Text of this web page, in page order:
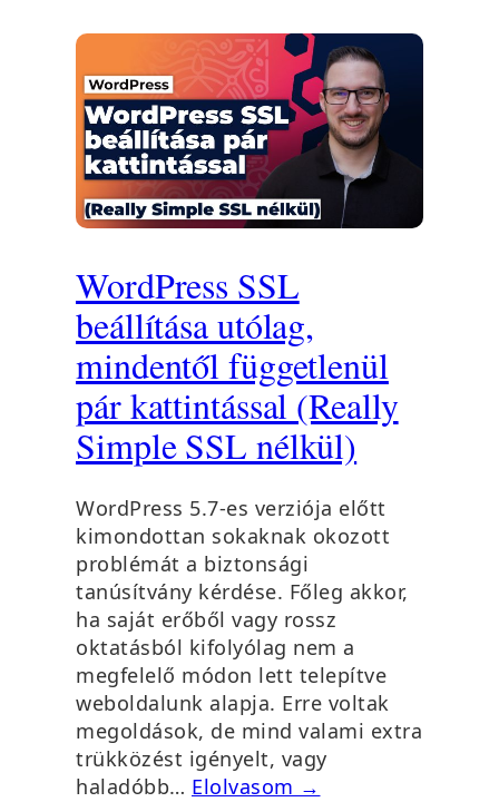
WordPress SSL
beállítása utólag,
mindentől függetlenül
pár kattintással (Really
Simple SSL nélkül)
WordPress 5.7-es verziója előtt
kimondottan sokaknak okozott
problémát a biztonsági
tanúsítvány kérdése. Főleg akkor,
ha saját erőből vagy rossz
oktatásból kifolyólag nem a
megfelelő módon lett telepítve
weboldalunk alapja. Erre voltak
megoldások, de mind valami extra
trükközést igényelt, vagy
haladóbb… Elolvasom →